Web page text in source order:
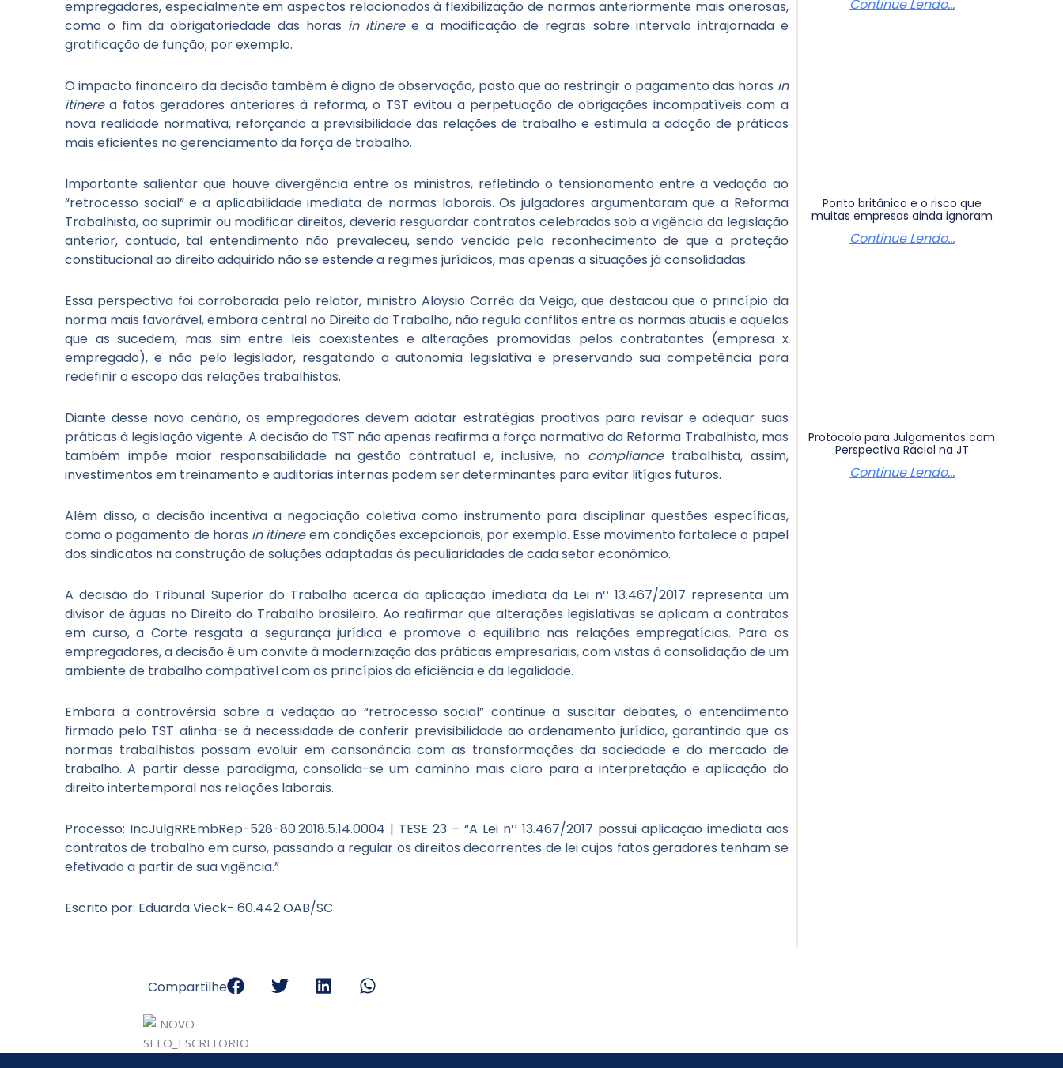
empregadores, especialmente em aspectos relacionados à flexibilização de normas anteriormente mais onerosas,
como o fim da obrigatoriedade das horas in itineree a modificação de regras sobre intervalo intrajornada e
gratificação de função, por exemplo.
O impacto financeiro da decisão também é digno de observação, posto que ao restringir o pagamento das horas in
itinerea fatos geradores anteriores à reforma, o TST evitou a perpetuação de obrigações incompatíveis com a
nova realidade normativa, reforçando a previsibilidade das relações de trabalho e estimula a adoção de práticas
mais eficientes no gerenciamento da força de trabalho.
Importante salientar que houve divergência entre os ministros, refletindo o tensionamento entre a vedação ao
“retrocesso social” e a aplicabilidade imediata de normas laborais. Os julgadores argumentaram que a Reforma
Trabalhista, ao suprimir ou modificar direitos, deveria resguardar contratos celebrados sob a vigência da legislação
anterior, contudo, tal entendimento não prevaleceu, sendo vencido pelo reconhecimento de que a proteção
constitucional ao direito adquirido não se estende a regimes jurídicos, mas apenas a situações já consolidadas.
Essa perspectiva foi corroborada pelo relator, ministro Aloysio Corrêa da Veiga, que destacou que o princípio da
norma mais favorável, embora central no Direito do Trabalho, não regula conflitos entre as normas atuais e aquelas
que as sucedem, mas sim entre leis coexistentes e alterações promovidas pelos contratantes (empresa x
empregado), e não pelo legislador, resgatando a autonomia legislativa e preservando sua competência para
redefinir o escopo das relações trabalhistas.
Diante desse novo cenário, os empregadores devem adotar estratégias proativas para revisar e adequar suas
práticas à legislação vigente. A decisão do TST não apenas reafirma a força normativa da Reforma Trabalhista, mas
também impõe maior responsabilidade na gestão contratual e, inclusive, no compliancetrabalhista, assim,
investimentos em treinamento e auditorias internas podem ser determinantes para evitar litígios futuros.
Além disso, a decisão incentiva a negociação coletiva como instrumento para disciplinar questões específicas,
como o pagamento de horas in itinereem condições excepcionais, por exemplo. Esse movimento fortalece o papel
dos sindicatos na construção de soluções adaptadas às peculiaridades de cada setor econômico.
A decisão do Tribunal Superior do Trabalho acerca da aplicação imediata da Lei nº 13.467/2017 representa um
divisor de águas no Direito do Trabalho brasileiro. Ao reafirmar que alterações legislativas se aplicam a contratos
em curso, a Corte resgata a segurança jurídica e promove o equilíbrio nas relações empregatícias. Para os
empregadores, a decisão é um convite à modernização das práticas empresariais, com vistas à consolidação de um
ambiente de trabalho compatível com os princípios da eficiência e da legalidade.
Embora a controvérsia sobre a vedação ao “retrocesso social” continue a suscitar debates, o entendimento
firmado pelo TST alinha-se à necessidade de conferir previsibilidade ao ordenamento jurídico, garantindo que as
normas trabalhistas possam evoluir em consonância com as transformações da sociedade e do mercado de
trabalho. A partir desse paradigma, consolida-se um caminho mais claro para a interpretação e aplicação do
direito intertemporal nas relações laborais.
Processo: IncJulgRREmbRep-528-80.2018.5.14.0004 | TESE 23 – “A Lei nº 13.467/2017 possui aplicação imediata aos
contratos de trabalho em curso, passando a regular os direitos decorrentes de lei cujos fatos geradores tenham se
efetivado a partir de sua vigência.”
Escrito por: Eduarda Vieck- 60.442 OAB/SC
Continue Lendo...
Ponto britânico e o risco que
muitas empresas ainda ignoram
Continue Lendo...
Protocolo para Julgamentos com
Perspectiva Racial na JT
Continue Lendo...
Compartilhe